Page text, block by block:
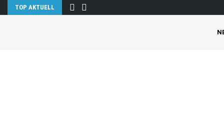
TOP AKTUELL